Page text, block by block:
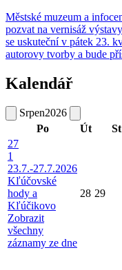
Městské muzeum a
pozvat na vernisáž
se uskuteční v pátek 23.
autorovy tvorby a bude
Kalendář
Srpen2026
Po
Út St
27
1
23.7.-27.7.2026
Kľúčovské
hody a
Kľúčikovo
Zobrazit
všechny
záznamy ze dne
28 29